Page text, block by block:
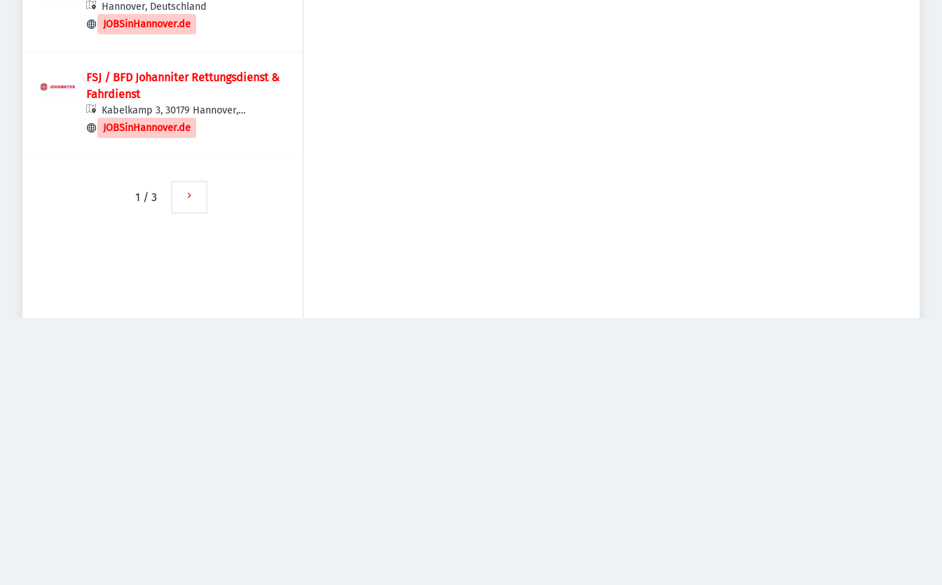
Hannover, Deutschland
JOBSinHannover.de
FSJ / BFD Johanniter Rettungsdienst &
Fahrdienst
Kabelkamp 3, 30179 Hannover,
Deutschland
JOBSinHannover.de
1 / 3